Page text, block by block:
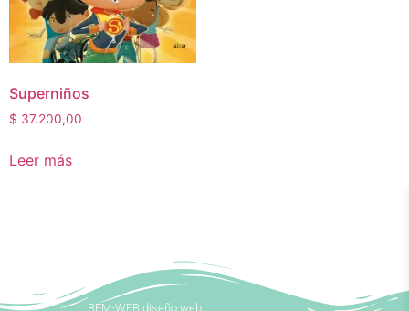
Superniños
$ 37.200,00
Leer más
BEM-WEB diseño web.